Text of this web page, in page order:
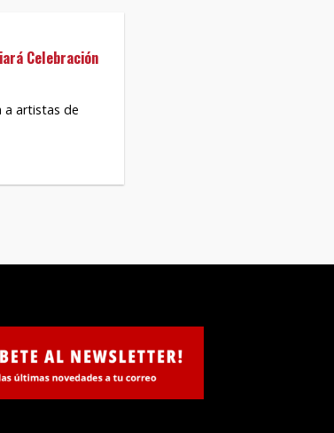
Celebración
a artistas de